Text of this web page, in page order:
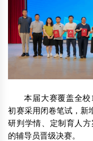
本届大赛覆盖全校
初赛采用闭卷笔试，新
研判学情、定制育人
的辅导员晋级决赛。